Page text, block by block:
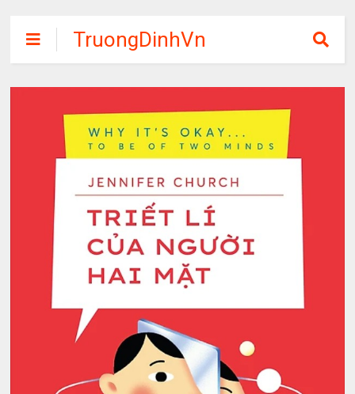
TruongDinhVn
Chia sẽ ebook,
các khóa học,
phần mềm học
tập miễn phí